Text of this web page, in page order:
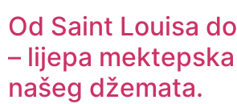
Od Saint Louisa
– lijepa
našeg džemata.